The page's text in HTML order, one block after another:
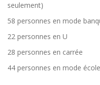
seulement)
58 personnes en mode
22 personnes en U
28 personnes en carrée
44 personnes en mode